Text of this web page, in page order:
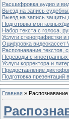
Расшифровка аудио и
Выезд на запись
Выезд на запись защиты
Подготовка монтажных/
Набор текста с голоса,
Услуги стенографистки
Оцифровка видеокассет
Распознавание текстов,
Переводы с иностранных
Услуги корректора и
Предоставление
Подготовка презентаций
Главная »